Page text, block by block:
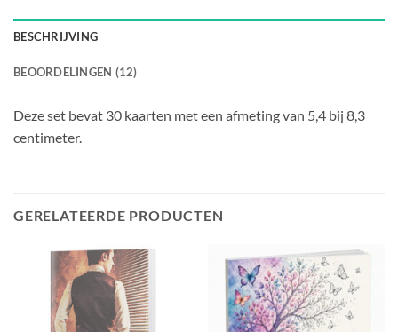
BESCHRIJVING
BEOORDELINGEN (12)
Deze set bevat 30 kaarten met een afmeting van 5,4 bij 8,3
centimeter.
GERELATEERDE PRODUCTEN